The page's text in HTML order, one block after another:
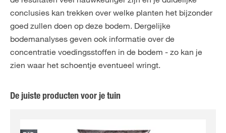
conclusies kan trekken over welke planten het bijzonder
goed zullen doen op deze bodem. Dergelijke
bodemanalyses geven ook informatie over de
concentratie voedingsstoffen in de bodem - zo kan je
zien waar het schoentje eventueel wringt.
De juiste producten voor je tuin